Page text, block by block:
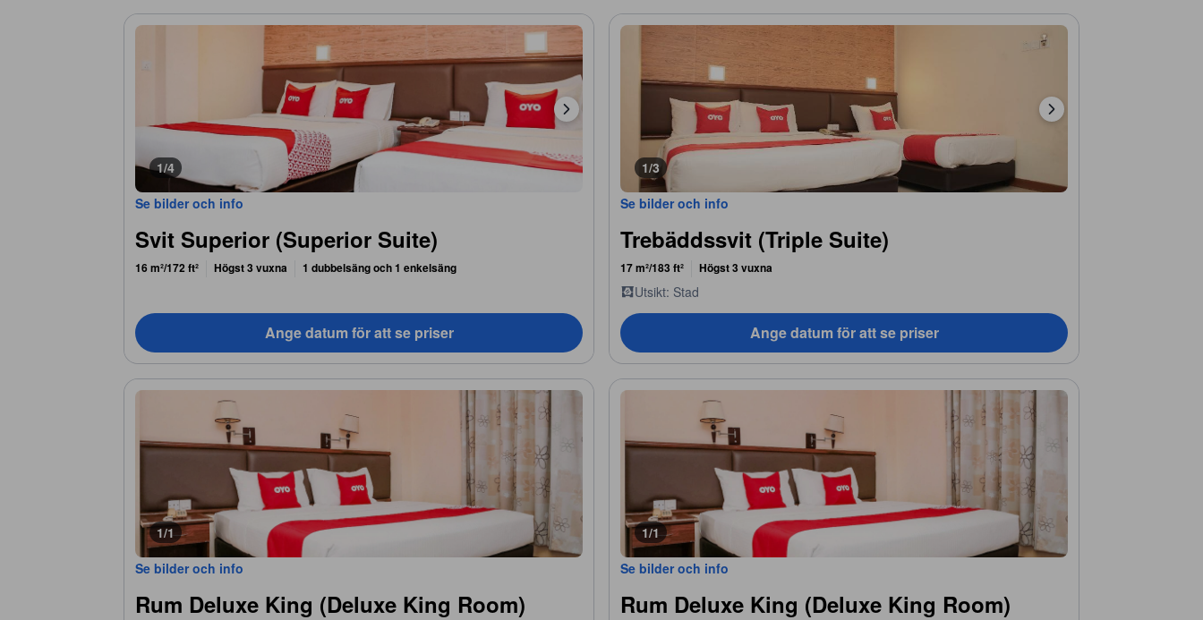
1/4
Se bilder och info
Svit Superior (Superior Suite)
16 m²/172 ft² Högst 3 vuxna 1 dubbelsäng och 1 enkelsäng
Ange datum för att se priser
1/3
Se bilder och info
Trebäddssvit (Triple Suite)
17 m²/183 ft² Högst 3 vuxna
Utsikt: Stad
Ange datum för att se priser
1/1
Se bilder och info
Rum Deluxe King (Deluxe King Room)
1/1
Se bilder och info
Rum Deluxe King (Deluxe King Room)